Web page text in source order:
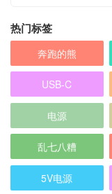
热门标签
奔跑的熊
USB-C
电源
乱七八糟
5V电源